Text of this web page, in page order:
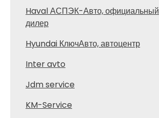
Haval АСПЭК-Авто, официальный
дилер
Hyundai КлючАвто, автоцентр
Inter avto
Jdm service
KM-Service